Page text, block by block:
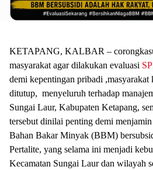
KETAPANG, KALBAR –
masyarakat agar dilakukan evaluasi
demi kepentingan pribadi
ditutup, menyeluruh terhadap
Sungai Laur, Kabupaten Ketapang,
tersebut dinilai penting demi
Bahan Bakar Minyak (BBM)
Pertalite, yang selama ini menjadi
Kecamatan Sungai Laur dan wilayah